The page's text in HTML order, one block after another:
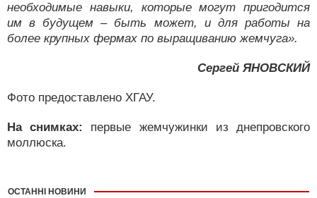
необходимые навыки, которые могут пригодится
им в будущем – быть может, и для работы на
более крупных фермах по выращиванию жемчуга».
Сергей ЯНОВСКИЙ
Фото предоставлено ХГАУ.
На снимках:
первые жемчужинки из днепровского
моллюска.
ОСТАННІ НОВИНИ